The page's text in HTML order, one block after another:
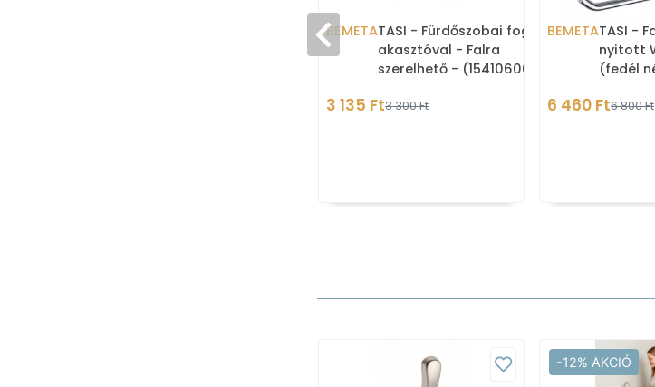
BEMETATASI - Fürdőszobai fogas 1
akasztóval - Falra
szerelhető - (154106062)
3 135 Ft3 300 Ft
BEMETATASI -
nyitott
(fedél
6 460 Ft6 800 Ft
-12% AKCIÓ